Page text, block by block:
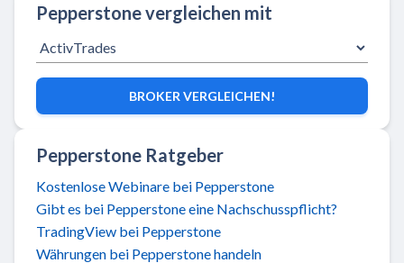
Pepperstone vergleichen mit
BROKER VERGLEICHEN!
Pepperstone Ratgeber
Kostenlose Webinare bei Pepperstone
Gibt es bei Pepperstone eine Nachschusspflicht?
TradingView bei Pepperstone
Währungen bei Pepperstone handeln